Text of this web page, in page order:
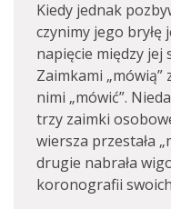
Kiedy jednak
czynimy jego bryłę
napięcie między
Zaimkami
nimi „mówić”.
trzy zaimki
wiersza przestała
drugie nabrała
koronografii